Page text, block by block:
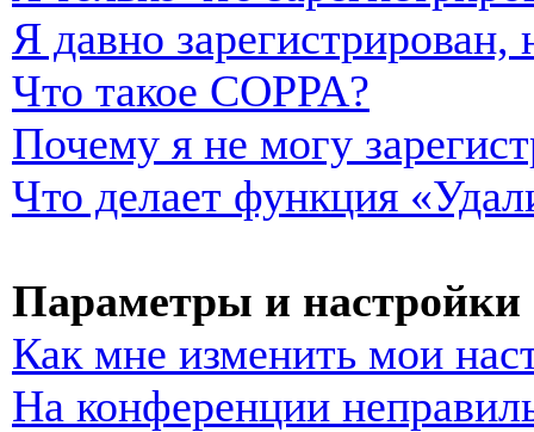
Я давно
Что такое COPPA?
Почему я не могу
Что делает функция
Параметры и настройки
Как мне изменить мои
На конференции